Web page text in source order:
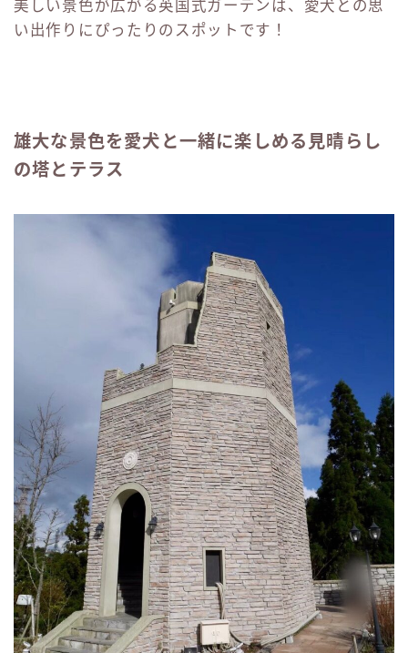
美しい景色が広がる英国式ガーデンは、愛犬との思
い出作りにぴったりのスポットです！
雄大な景色を愛犬と一緒に楽しめる見晴らし
の塔とテラス